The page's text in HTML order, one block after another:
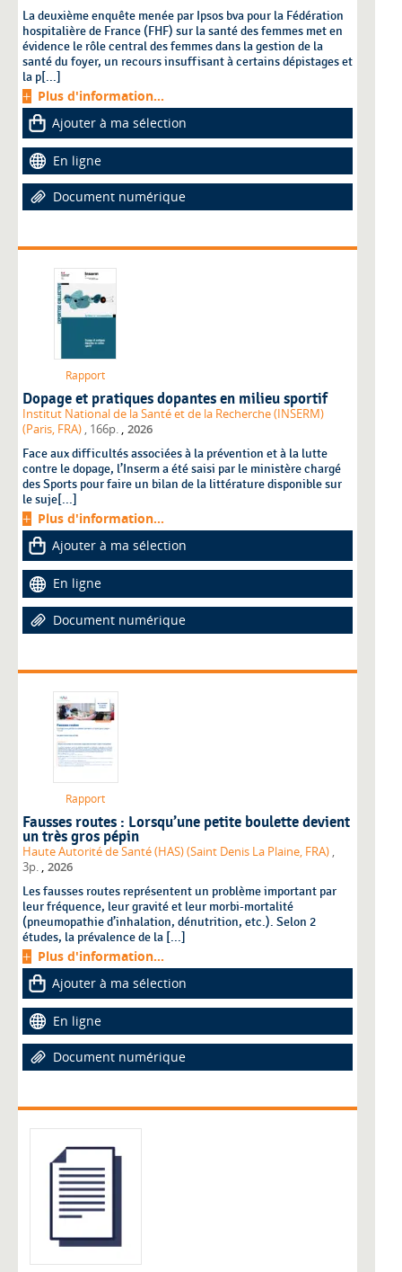
La deuxième enquête menée par Ipsos bva pour la Fédération
hospitalière de France (FHF) sur la santé des femmes met en
évidence le rôle central des femmes dans la gestion de la
santé du foyer, un recours insuffisant à certains dépistages et
la p[...]
Plus d'information...
Ajouter à ma sélection
En ligne
Document numérique
Rapport
Dopage et pratiques dopantes en milieu sportif
Institut National de la Santé et de la Recherche (INSERM)
(Paris, FRA), 166p. , 2026
Face aux difficultés associées à la prévention et à la lutte
contre le dopage, l’Inserm a été saisi par le ministère chargé
des Sports pour faire un bilan de la littérature disponible sur
le suje[...]
Plus d'information...
Ajouter à ma sélection
En ligne
Document numérique
Rapport
Fausses routes : Lorsqu’une petite boulette devient
un très gros pépin
Haute Autorité de Santé (HAS) (Saint Denis La Plaine, FRA) ,
3p. , 2026
Les fausses routes représentent un problème important par
leur fréquence, leur gravité et leur morbi-mortalité
(pneumopathie d’inhalation, dénutrition, etc.). Selon 2
études, la prévalence de la [...]
Plus d'information...
Ajouter à ma sélection
En ligne
Document numérique